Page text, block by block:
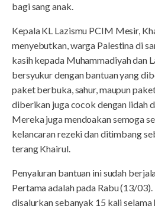
bagi sang anak.
Kepala KL Lazismu PCIM Mesir,
menyebutkan, warga Palestina di
kasih kepada Muhammadiyah dan
bersyukur dengan bantuan yang
paket berbuka, sahur, maupun
diberikan juga cocok dengan lidah
Mereka juga mendoakan semoga
kelancaran rezeki dan ditimbang
terang Khairul.
Penyaluran bantuan ini sudah
Pertama adalah pada Rabu (13/
disalurkan sebanyak 15 kali selama